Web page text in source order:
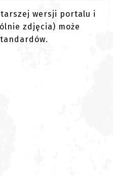
wersji portalu i
zdjęcia) może